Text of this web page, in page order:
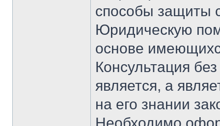
способы защиты
Юридическую
основе
Консультация
является, а
на его знании